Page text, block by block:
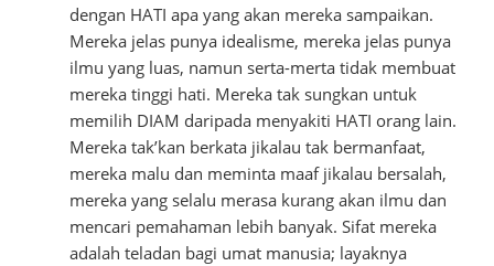
dengan HATI apa yang akan mereka sampaikan.
Mereka jelas punya idealisme, mereka jelas punya
ilmu yang luas, namun serta-merta tidak membuat
mereka tinggi hati. Mereka tak sungkan untuk
memilih DIAM daripada menyakiti HATI orang lain.
Mereka tak’kan berkata jikalau tak bermanfaat,
mereka malu dan meminta maaf jikalau bersalah,
mereka yang selalu merasa kurang akan ilmu dan
mencari pemahaman lebih banyak. Sifat mereka
adalah teladan bagi umat manusia; layaknya